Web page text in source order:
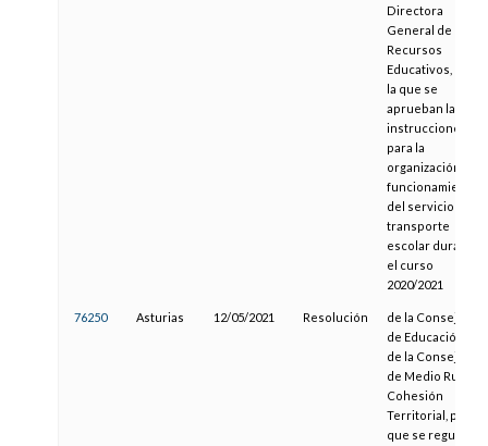
Directora
General de
Recursos
Educativos, por
la que se
aprueban las
instrucciones
para la
organización y
funcionamiento
del servicio de
transporte
escolar durante
el curso
2020/2021
76250 Asturias 12/05/2021 Resolución
de la Consejería
de Educación y
de la Consejería
de Medio Rural y
Cohesión
Territorial, por la
que se regula la